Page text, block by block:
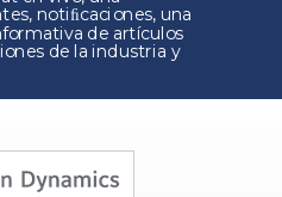
notiﬁcaciones, una
de artículos
de la industria y